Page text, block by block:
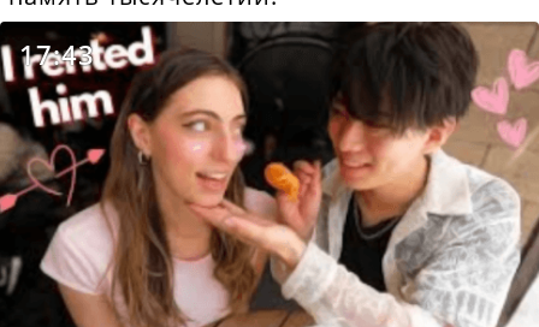
17:43